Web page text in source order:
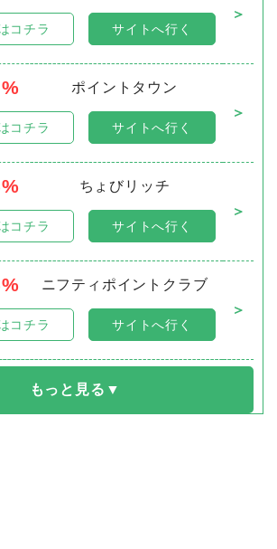
＞
コチラ サイトへ行く
ポイントタウン
＞
コチラ サイトへ行く
ちょびリッチ
＞
コチラ サイトへ行く
ニフティポイントクラブ
＞
コチラ サイトへ行く